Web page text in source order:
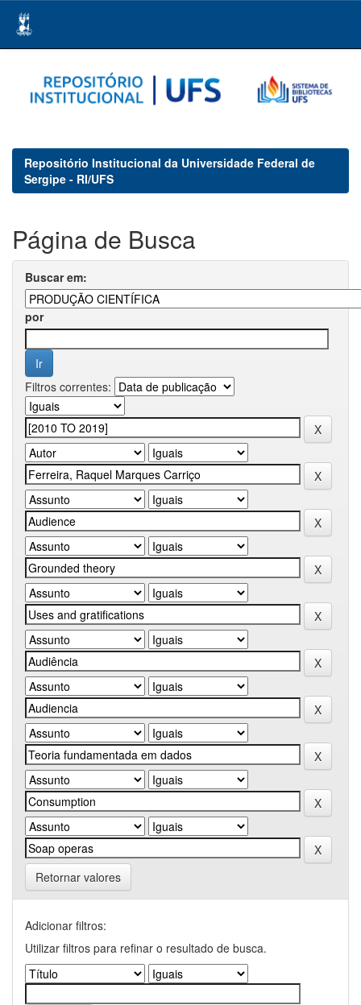
navigation
Repositório Institucional da Universidade Federal de
Sergipe - RI/UFS
Página de Busca
Buscar em:
por
Filtros correntes:
Retornar valores
Adicionar filtros:
Utilizar filtros para refinar o resultado de busca.